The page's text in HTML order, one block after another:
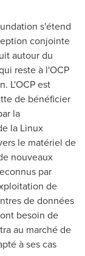
s'étend
conjointe
autour du
reste à l'OCP
L'OCP est
de bénéficier
la
la Linux
le matériel de
nouveaux
par
de
de données
besoin de
au marché de
à ses cas